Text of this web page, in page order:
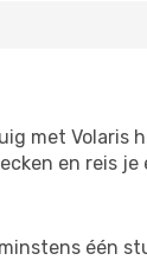
met
en reis je
één